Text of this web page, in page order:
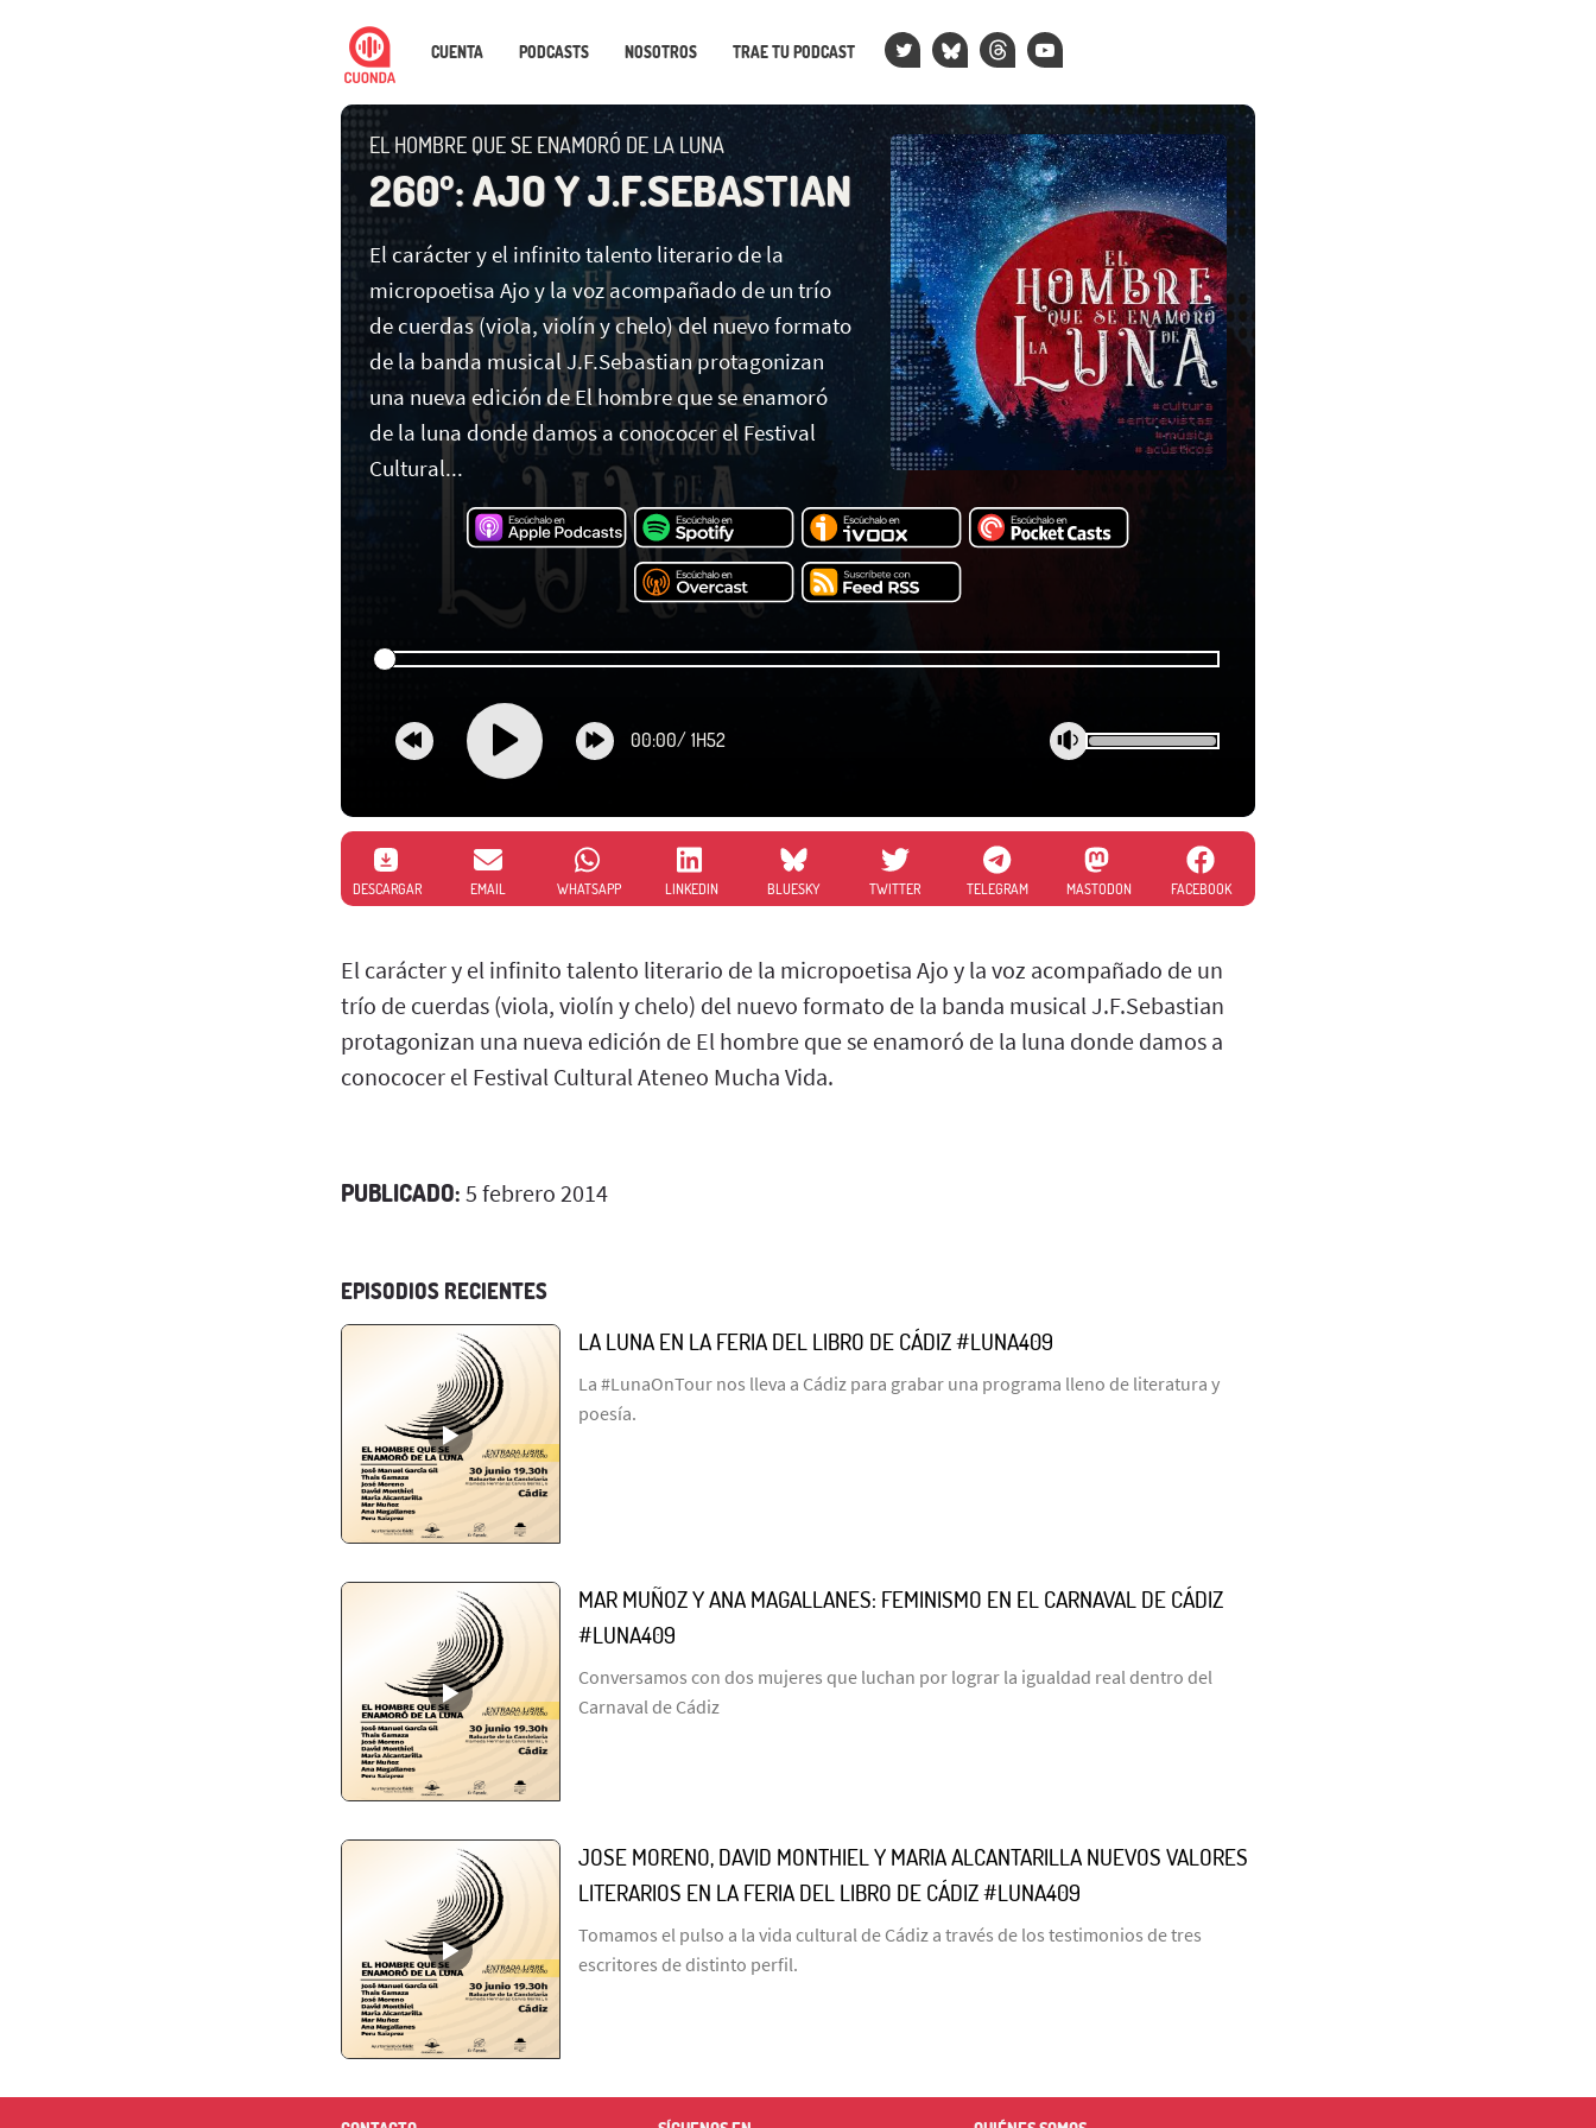
CUENTA PODCASTS NOSOTROS TRAE TU PODCAST
EL HOMBRE QUE SE ENAMORÓ DE LA LUNA
260º: AJO Y J.F.SEBASTIAN
El carácter y el infinito talento literario de la
micropoetisa Ajo y la voz acompañado de un trío
de cuerdas (viola, violín y chelo) del nuevo formato
de la banda musical J.F.Sebastian protagonizan
una nueva edición de El hombre que se enamoró
de la luna donde damos a conococer el Festival
Cultural...
00:00/ 1H52
DESCARGAR EMAIL WHATSAPP LINKEDIN BLUESKY TWITTER TELEGRAM MASTODON FACEBOOK
El carácter y el infinito talento literario de la micropoetisa Ajo y la voz acompañado de un
trío de cuerdas (viola, violín y chelo) del nuevo formato de la banda musical J.F.Sebastian
protagonizan una nueva edición de El hombre que se enamoró de la luna donde damos a
conococer el Festival Cultural Ateneo Mucha Vida.
PUBLICADO: 5 febrero 2014
EPISODIOS RECIENTES
LA LUNA EN LA FERIA DEL LIBRO DE CÁDIZ #LUNA409
La #LunaOnTour nos lleva a Cádiz para grabar una programa lleno de literatura y
poesía.
MAR MUÑOZ Y ANA MAGALLANES: FEMINISMO EN EL CARNAVAL DE CÁDIZ
#LUNA409
Conversamos con dos mujeres que luchan por lograr la igualdad real dentro del
Carnaval de Cádiz
JOSE MORENO, DAVID MONTHIEL Y MARIA ALCANTARILLA NUEVOS VALORES
LITERARIOS EN LA FERIA DEL LIBRO DE CÁDIZ #LUNA409
Tomamos el pulso a la vida cultural de Cádiz a través de los testimonios de tres
escritores de distinto perfil.